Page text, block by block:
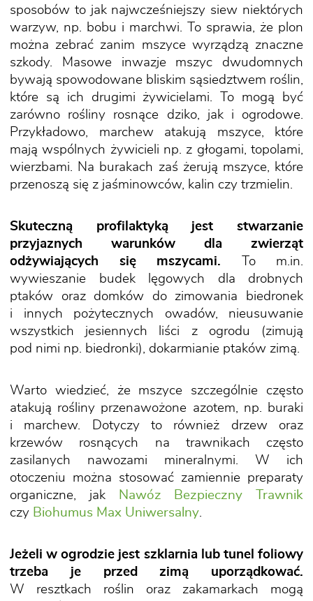
sposobów to jak najwcześniejszy siew niektórych
warzyw, np. bobu i marchwi. To sprawia, że plon
można zebrać zanim mszyce wyrządzą znaczne
szkody. Masowe inwazje mszyc dwudomnych
bywają spowodowane bliskim sąsiedztwem roślin,
które są ich drugimi żywicielami. To mogą być
zarówno rośliny rosnące dziko, jak i ogrodowe.
Przykładowo, marchew atakują mszyce, które
mają wspólnych żywicieli np. z głogami, topolami,
wierzbami. Na burakach zaś żerują mszyce, które
przenoszą się z jaśminowców, kalin czy trzmielin.
Skuteczną profilaktyką jest stwarzanie
przyjaznych warunków dla zwierząt
odżywiających się mszycami. To m.in.
wywieszanie budek lęgowych dla drobnych
ptaków oraz domków do zimowania biedronek
i innych pożytecznych owadów, nieusuwanie
wszystkich jesiennych liści z ogrodu (zimują
pod nimi np. biedronki), dokarmianie ptaków zimą.
Warto wiedzieć, że mszyce szczególnie często
atakują rośliny przenawożone azotem, np. buraki
i marchew. Dotyczy to również drzew oraz
krzewów rosnących na trawnikach często
zasilanych nawozami mineralnymi. W ich
otoczeniu można stosować zamiennie preparaty
organiczne, jak
Nawóz Bezpieczny Trawnik
czy Biohumus Max Uniwersalny
Jeżeli w ogrodzie jest szklarnia lub tunel foliowy
trzeba je przed zimą uporządkować.
W resztkach roślin oraz zakamarkach mogą